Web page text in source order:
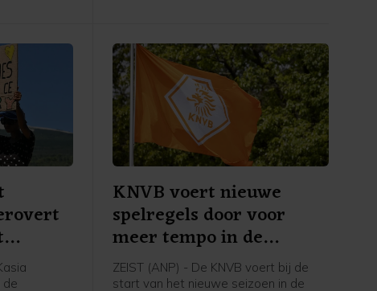
de
KNVB voert nieuwe
spelregels door voor
meer tempo in de
wedstrijd
ZEIST (ANP) - De KNVB voert bij de
start van het nieuwe seizoen in de